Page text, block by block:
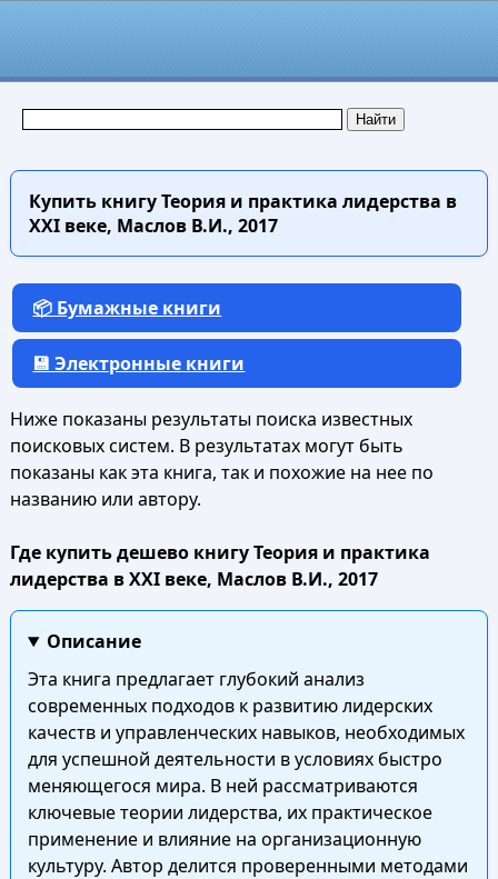
Купить книгуТеория и практика лидерства в
XXI веке, Маслов В.И., 2017
📦 Бумажные книги
💾 Электронные книги
Ниже показаны результаты поиска известных
поисковых систем. В результатах могут быть
показаны как эта книга, так и похожие на нее по
названию или автору.
Где купить дешево книгу Теория и практика
лидерства в XXI веке, Маслов В.И., 2017
Описание
Эта книга предлагает глубокий анализ
современных подходов к развитию лидерских
качеств и управленческих навыков, необходимых
для успешной деятельности в условиях быстро
меняющегося мира. В ней рассматриваются
ключевые теории лидерства, их практическое
применение и влияние на организационную
культуру. Автор делится проверенными методами